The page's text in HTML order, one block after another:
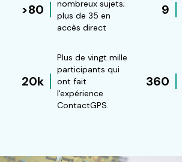
>80
nombreux sujets;
plus de 35 en
accès direct
9
20k
Plus de vingt mille
participants qui
ont fait
l'expérience
ContactGPS.
360